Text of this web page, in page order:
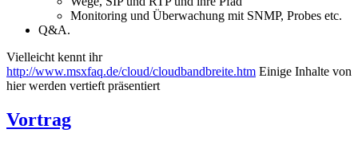
Monitoring und Überwachung mit SNMP, Probes etc.
Q&A.
Vielleicht kennt ihr
http://www.msxfaq.de/cloud/cloudbandbreite.htm Einige Inhalte von
hier werden vertieft präsentiert
Vortrag